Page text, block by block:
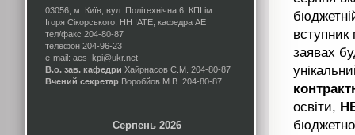
03056, м. Київ, вул. Політехнічна 6, КПІ ім.
Ігоря Сікорського, НН ІАТЕ, кафедра АЕ
тел/факс 204-80-87
телефон 204-96-23
e-mail: aes_kpi@ukr.net
В.о. зав. кафедри Хайрнасов С.М. 204-80-87
Вчений секретар Воробйов М.В. 204-80-87
Серпень 2026
вступник
заявах
освіти,